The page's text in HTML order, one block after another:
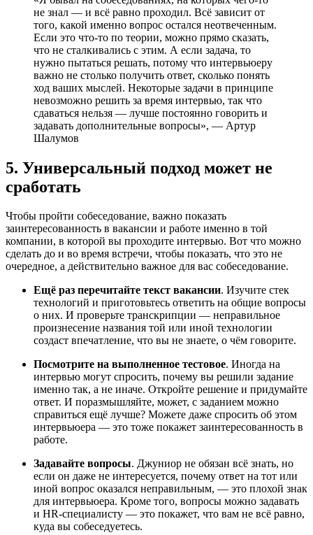
не знал — и всё равно проходил. Всё зависит от
того, какой именно вопрос остался неотвеченным.
Если это что-то по теории, можно прямо сказать,
что не сталкивались с этим. А если задача, то
нужно пытаться решать, потому что интервьюеру
важно не столько получить ответ, сколько понять
ход ваших мыслей. Некоторые задачи в принципе
невозможно решить за время интервью, так что
сдаваться нельзя — лучше постоянно говорить и
задавать дополнительные вопросы», — Артур
Шалумов
5. Универсальный подход может не
сработать
Чтобы пройти собеседование, важно показать
заинтересованность в вакансии и работе именно в той
компании, в которой вы проходите интервью. Вот что можно
сделать до и во время встречи, чтобы показать, что это не
очередное, а действительно важное для вас собеседование.
Ещё раз перечитайте текст вакансии. Изучите стек
технологий и приготовьтесь ответить на общие вопросы
о них. И проверьте транскрипции — неправильное
произнесение названия той или иной технологии
создаст впечатление, что вы не знаете, о чём говорите.
Посмотрите на выполненное тестовое. Иногда на
интервью могут спросить, почему вы решили задание
именно так, а не иначе. Откройте решение и придумайте
ответ. И поразмышляйте, может, с заданием можно
справиться ещё лучше? Можете даже спросить об этом
интервьюера — это тоже покажет заинтересованность в
работе.
Задавайте вопросы. Джуниор не обязан всё знать, но
если он даже не интересуется, почему ответ на тот или
иной вопрос оказался неправильным, — это плохой знак
для интервьюера. Кроме того, вопросы можно задавать
и HR-специалисту — это покажет, что вам не всё равно,
куда вы собеседуетесь.